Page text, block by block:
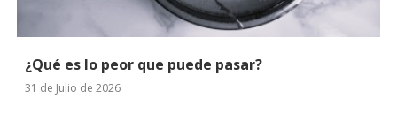
¿Qué es lo peor que puede pasar?
31 de Julio de 2026